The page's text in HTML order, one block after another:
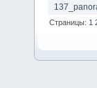
Страницы:1